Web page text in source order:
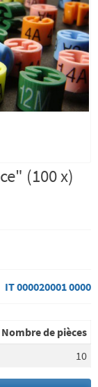
(100 x)
IT 000020001 0000
Nombre de pièces
10